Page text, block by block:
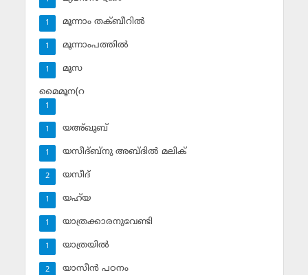
മൂന്നാം തക്ബീറില്‍
1
മൂന്നാംപത്തില്‍
1
മൂസ
1
മൈമൂന(റ
1
യഅ്ഖൂബ്‌
1
യസീദ്ബ്‌നു അബ്ദില്‍ മലിക്‌
1
യസീദ്‌
2
യഹ്‌യ
1
യാത്രക്കാരനുവേണ്ടി
1
യാത്രയില്‍
1
യാസീന്‍ പഠനം
2